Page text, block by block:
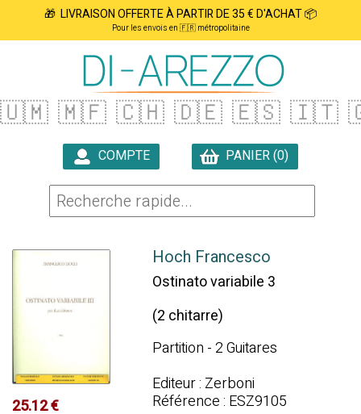
🎁 LIVRAISON OFFERTE À PARTIR DE 35 € D'ACHAT 📦
Pour les envois en 🇫🇷 métropolitaine
🇺🇲 🇲🇫 🇨🇭 🇩🇪 🇪🇸 🇮🇹
COMPTE
PANIER (0)
25.12 €
Hoch Francesco
Ostinato variabile 3
(2 chitarre)
Partition - 2 Guitares
Editeur : Zerboni
Référence : ESZ9105